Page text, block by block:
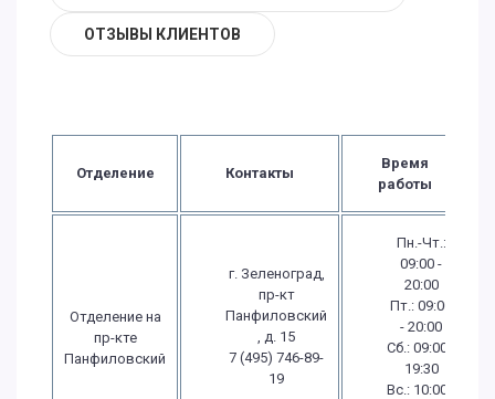
ОТЗЫВЫ КЛИЕНТОВ
Отделение Контакты
Время
работы
Отделение на
пр-кте
Панфиловский
г. Зеленоград,
пр-кт
Панфиловский
, д. 15
7 (495) 746-89-
19
Пн.-Чт.:
09:00 -
20:00
Пт.: 09:00
- 20:00
Сб.: 09:00 -
19:30
Вс.: 10:00 -